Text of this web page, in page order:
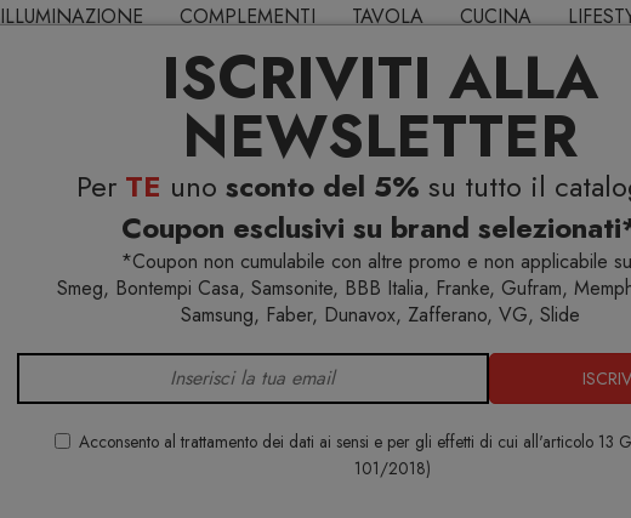
ISCRIVITI ALLA
NEWSLETTER
Per TE uno sconto del 5% su tutto il
Coupon esclusivi su brand
*Coupon non cumulabile con altre promo e non applicabile
Smeg, Bontempi Casa, Samsonite, BBB Italia, Franke, Gufram,
Samsung, Faber, Dunavox, Zafferano, VG, Slide
Acconsento al trattamento dei dati ai sensi e per gli effetti di cui all'articolo 13
101/2018)
ILLUMINAZIONE COMPLEMENTI TAVOLA CUCINA
Home Arredo interno Tavoli Memphis Milano Pierre
Memphis
Tavolo